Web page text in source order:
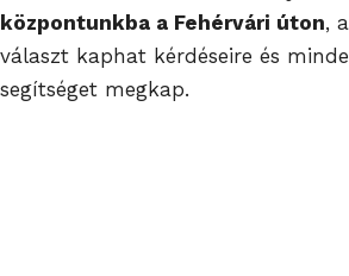
központunkba a Fehérvári úton,
választ kaphat kérdéseire és
segítséget megkap.